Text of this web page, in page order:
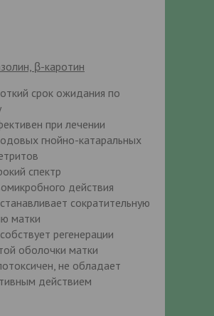
β-каротин
срок ожидания по
при лечении
гнойно-катаральных
спектр
действия
сократительную
матки
регенерации
оболочки матки
не обладает
действием